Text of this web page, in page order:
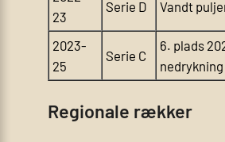
23
Serie D Vandt
2023-
25
Serie C
6. plads
Regionale rækker